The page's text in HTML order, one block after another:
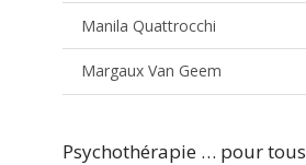
Manila Quattrocchi
Margaux Van Geem
Psychothérapie … pour tous